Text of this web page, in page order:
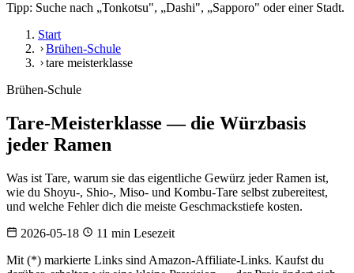
Tipp: Suche nach „Tonkotsu", „Dashi", „Sapporo" oder einer Stadt.
Start
Brühen-Schule
tare meisterklasse
Brühen-Schule
Tare-Meisterklasse — die Würzbasis
jeder Ramen
Was ist Tare, warum sie das eigentliche Gewürz jeder Ramen ist,
wie du Shoyu-, Shio-, Miso- und Kombu-Tare selbst zubereitest,
und welche Fehler dich die meiste Geschmackstiefe kosten.
2026-05-18
11 min Lesezeit
Mit (*) markierte Links sind Amazon-Affiliate-Links. Kaufst du